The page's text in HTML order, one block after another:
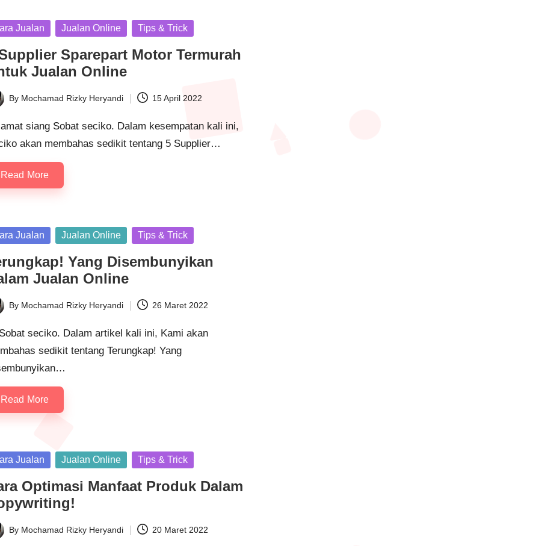
Jualan Jualan Online Tips & Trick
Sparepart Motor Termurah
Jualan Online
By Mochamad Rizky Heryandi 15 April 2022
siang Sobat seciko. Dalam kesempatan kali ini,
akan membahas sedikit tentang 5 Supplier…
Read More
Jualan Jualan Online Tips & Trick
Yang Disembunyikan
Jualan Online
By Mochamad Rizky Heryandi 26 Maret 2022
seciko. Dalam artikel kali ini, Kami akan
sedikit tentang Terungkap! Yang
Read More
Jualan Jualan Online Tips & Trick
Optimasi Manfaat Produk Dalam
By Mochamad Rizky Heryandi 20 Maret 2022